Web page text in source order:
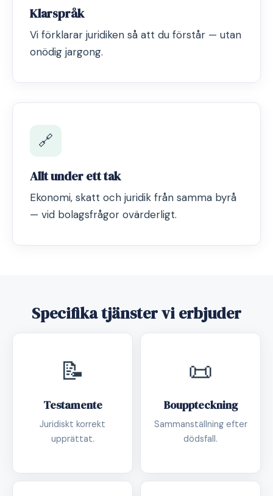
Klarspråk
Vi förklarar juridiken så att du förstår — utan
onödig jargong.
🔗
Allt under ett tak
Ekonomi, skatt och juridik från samma byrå
— vid bolagsfrågor ovärderligt.
Specifika tjänster vi erbjuder
📝
Testamente
Juridiskt korrekt
upprättat.
📜
Bouppteckning
Sammanställning efter
dödsfall.